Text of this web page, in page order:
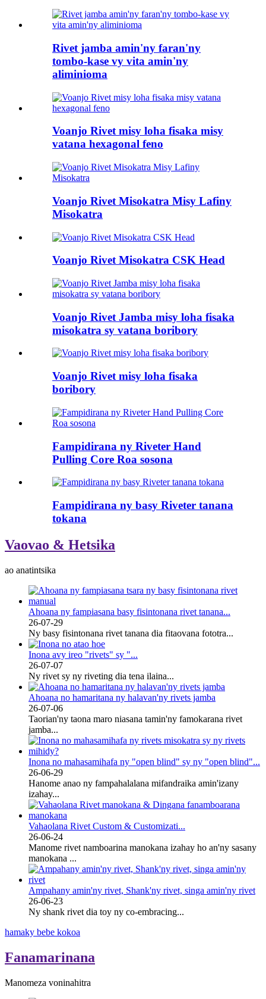
Rivet jamba amin'ny faran'ny
tombo-kase vy vita amin'ny
aliminioma
Voanjo Rivet misy loha fisaka misy
vatana hexagonal feno
Voanjo Rivet Misokatra Misy Lafiny
Misokatra
Voanjo Rivet Misokatra CSK Head
Voanjo Rivet Jamba misy loha fisaka
misokatra sy vatana boribory
Voanjo Rivet misy loha fisaka
boribory
Fampidirana ny Riveter Hand
Pulling Core Roa sosona
Fampidirana ny basy Riveter tanana
tokana
Vaovao & Hetsika
ao anatintsika
Ahoana ny fampiasana basy fisintonana rivet tanana...
26-07-29
Ny basy fisintonana rivet tanana dia fitaovana fototra...
Inona avy ireo "rivets" sy "...
26-07-07
Ny rivet sy ny riveting dia tena ilaina...
Ahoana no hamaritana ny halavan'ny rivets jamba
26-07-06
Taorian'ny taona maro niasana tamin'ny famokarana rivet
jamba...
Inona no mahasamihafa ny "open blind" sy ny "open blind"...
26-06-29
Hanome anao ny fampahalalana mifandraika amin'izany
izahay...
Vahaolana Rivet Custom & Customizati...
26-06-24
Manome rivet namboarina manokana izahay ho an'ny sasany
manokana ...
Ampahany amin'ny rivet, Shank'ny rivet, singa amin'ny rivet
26-06-23
Ny shank rivet dia toy ny co-embracing...
hamaky bebe kokoa
Fanamarinana
Manomeza voninahitra